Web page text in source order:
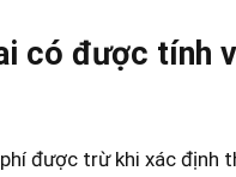
có được tính
được trừ khi xác định